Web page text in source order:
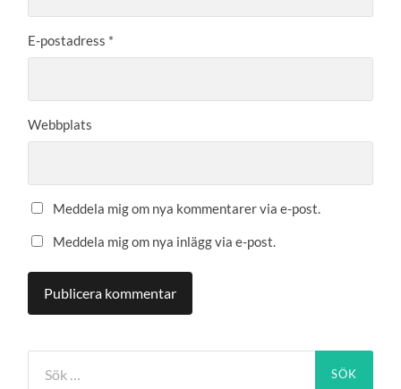
E-postadress *
Webbplats
Meddela mig om nya kommentarer via e-post.
Meddela mig om nya inlägg via e-post.
efter: